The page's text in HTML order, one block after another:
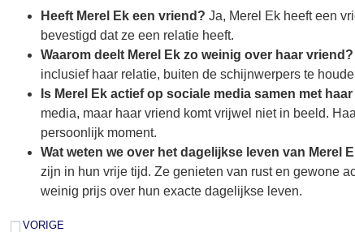
Heeft Merel Ek een vriend? Ja, Merel Ek heeft een
bevestigd dat ze een relatie heeft.
Waarom deelt Merel Ek zo weinig over haar vriend?
inclusief haar relatie, buiten de schijnwerpers te
Is Merel Ek actief op sociale media samen met
media, maar haar vriend komt vrijwel niet in beeld.
persoonlijk moment.
Wat weten we over het dagelijkse leven van Merel
zijn in hun vrije tijd. Ze genieten van rust en gewone
weinig prijs over hun exacte dagelijkse leven.
VORIGE